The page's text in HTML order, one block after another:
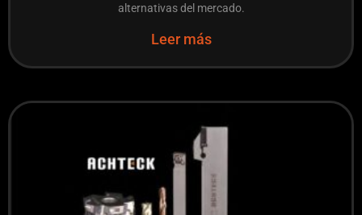
alternativas del mercado.
Leer más